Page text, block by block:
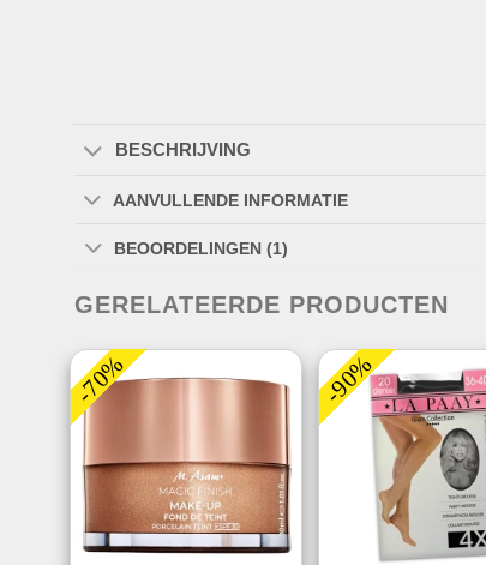
BESCHRIJVING
AANVULLENDE INFORMATIE
BEOORDELINGEN (1)
GERELATEERDE PRODUCTEN
-70% -90%